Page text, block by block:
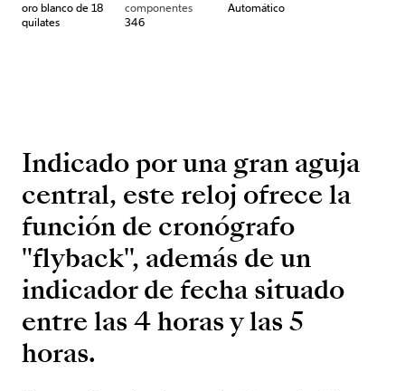
oro blanco de 18
quilates
componentes
346
Automático
Indicado por una gran aguja
central, este reloj ofrece la
función de cronógrafo
"flyback", además de un
indicador de fecha situado
entre las 4 horas y las 5
horas.